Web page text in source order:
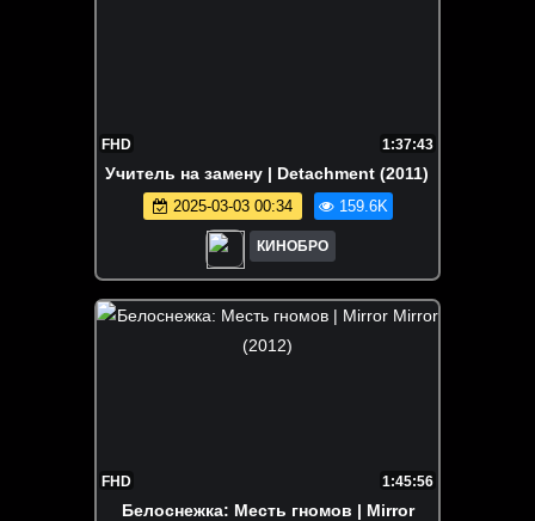
FHD 1:37:43
Учитель на замену | Detachment (2011)
2025-03-03 00:34 159.6K
КИНОБРО
FHD 1:45:56
Белоснежка: Месть гномов | Mirror